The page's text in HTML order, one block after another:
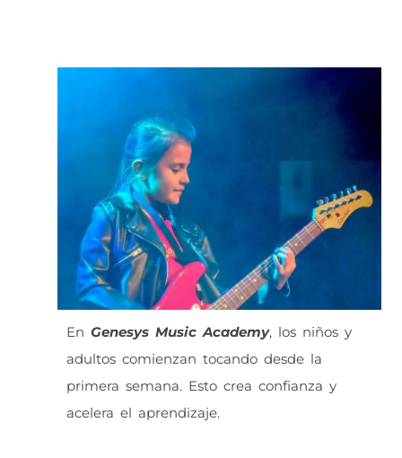
En Genesys Music Academy, los niños y
adultos comienzan tocando desde la
primera semana. Esto crea confianza y
acelera el aprendizaje.